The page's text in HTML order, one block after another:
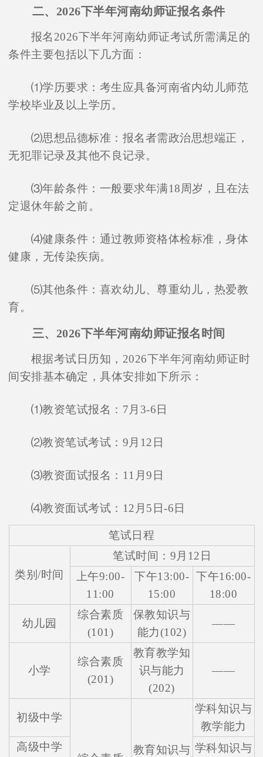
二、2026下半年河南幼师证报名条件
报名2026下半年河南幼师证考试所需满足的
条件主要包括以下几方面：
⑴学历要求：考生应具备河南省内幼儿师范
学校毕业及以上学历。
⑵思想品德标准：报名者需政治思想端正，
无犯罪记录及其他不良记录。
⑶年龄条件：一般要求年满18周岁，且在法
定退休年龄之前。
⑷健康条件：通过教师资格体检标准，身体
健康，无传染疾病。
⑸其他条件：喜欢幼儿、尊重幼儿，热爱教
育。
三、2026下半年河南幼师证报名时间
根据考试日历知，2026下半年河南幼师证时
间安排基本确定，具体安排如下所示：
⑴教资笔试报名：7月3-6日
⑵教资笔试考试：9月12日
⑶教资面试报名：11月9日
⑷教资面试考试：12月5日-6日
笔试日程
类别/时间
笔试时间：9月12日
上午9:00-
11:00
下午13:00-
15:00
下午16:00-
18:00
幼儿园
综合素质
(101)
保教知识与
能力(102)
——
小学
综合素质
(201)
教育教学知
识与能力
(202)
——
初级中学
教育知识与
学科知识与
教学能力
高级中学
学科知识与